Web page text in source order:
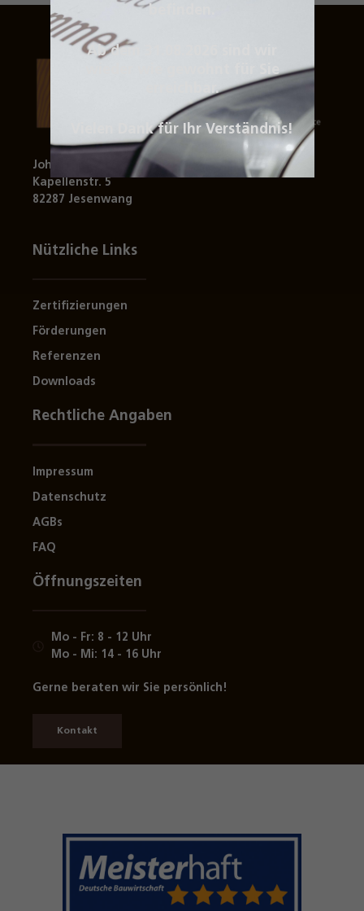
Johann Schlemmer & Sohn GmbH
Kapellenstr. 5
82287 Jesenwang
Nützliche Links
Zertifizierungen
Förderungen
Referenzen
Downloads
Rechtliche Angaben
Impressum
Datenschutz
AGBs
FAQ
Öffnungszeiten
Mo - Fr: 8 - 12 Uhr
Mo - Mi: 14 - 16 Uhr
Gerne beraten wir Sie persönlich!
Kontakt
Ab dem 31.08.2026 sind wir
wieder wie gewohnt für Sie
erreichbar.
Vielen Dank für Ihr Verständnis!